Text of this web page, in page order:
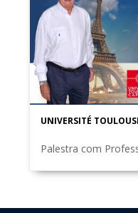
UNIVERSITÉ
Palestra com